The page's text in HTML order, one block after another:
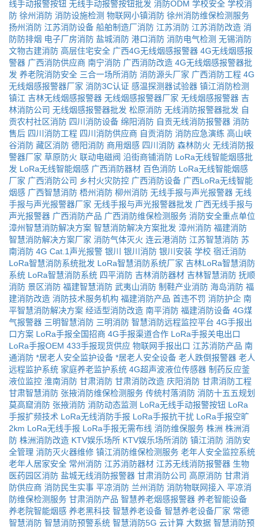
线手动报警按钮 无线手动报警按钮批发 消防ODM 学校安全 学校消
防 徐州消防 消防设施检测 物联网小镇消防 徐州消防维保检测服务
扬州消防 江苏消防设备 船舶制造厂消防 江苏消防 江苏消防改造 消
防防排烟 电子厂房消防 盐城消防 港口消防 消防电气检测 无锡消防
文物古建消防 高层住宅安全 广西4G无线烟感报警器 4G无线烟感报
警器 广西消防供应商 南宁消防 广西消防改造 4G无线烟感报警器批
发 养老院消防安全 三合一场所消防 消防源头厂家 广西消防工程 4G
无线烟感报警器厂家 消防3C认证 感温探测器试验器 镇江消防检测
镇江 吉林无线烟感报警器 无线烟感报警器厂家 无线烟感报警器 吉
林消防公司 无线烟感报警器批发 松原消防 无线消防报警器批发 自
贡农村社区消防 四川消防设备 绵阳消防 自贡无线消防报警器 消防
售后 四川消防工程 四川消防供应商 自贡消防 消防应急演练 高山峡
谷消防 藏区消防 德阳消防 商用烟感 四川消防 森林防火 无线消防报
警器厂家 草原防火 联动电磁阀 沿街商铺消防 LoRa无线智能烟感批
发 LoRa无线智能烟感 广西消防器材 百色消防 LoRa无线智能烟感
厂家 广西消防公司 乡村火灾防控 广西消防设备 广西LoRa无线智能
烟感 广西智慧消防 梧州消防 柳州消防 无线手报与声光报警器 无线
手报与声光报警器厂家 无线手报与声光报警器批发 广西无线手报与
声光报警器 广西消防产品 广西消防维保检测服务 消防安全重点单位
漳州智慧消防解决方案 智慧消防解决方案批发 漳州消防 福建消防
智慧消防解决方案厂家 消防气体灭火 连云港消防 江苏智慧消防 苏
南消防 4G Cat.1声光报警 银川 银川消防 银川安装 学校 宿迁消防
LoRa智慧消防系统批发 LoRa智慧消防系统厂家 吉林LoRa智慧消防
系统 LoRa智慧消防系统 四平消防 吉林消防器材 吉林智慧消防 抚顺
消防 景区消防 福建智慧消防 武夷山消防 制鞋产业消防 海岛消防 福
建消防改造 消防技术服务机构 福建消防产品 首违不罚 消防护企 南
平智慧消防解决方案 经适型消防改造 南平消防 福建消防设备 4G煤
气报警器 三明智慧消防 三明消防 智慧消防远程监控平台 4G手报出
口方案 LoRa手报全国招商 4G手报渠道合作 LoRa手报关电出口
LoRa手报OEM 433手报现货供应 物联网手报出口 江苏消防产品 南
通消防 *居老人安全监护设备 *居老人安全设备 老人跌倒报警器 老人
远程监护系统 家庭养老监护系统 4G超声波液位传感器 制药反应釜
液位监控 淮南消防 甘肃消防 甘肃消防改造 庆阳消防 甘肃消防工程
甘肃智慧消防 张掖消防维保检测服务 传统村落消防 消防十五五规划
莫高窟消防 张掖消防 消防动态监测 LoRa无线手动报警按钮 LoRa
手报扩频技术 LoRa无线消防手报 LoRa手报抗干扰 LoRa手报空旷
2km LoRa无线手报 LoRa手报无需布线 消防维保服务 株洲 株洲消
防 株洲消防改造 KTV娱乐场所 KTV娱乐场所消防 镇江消防 消防安
全管理 消防灭火器维修 镇江消防维保检测服务 老年人安全监控系统
老年人居家安全 常州消防 江苏消防器材 江苏无线消防报警器 生物
医药园区消防 盐城无线消防报警器 甘肃消防公司 高原消防 甘肃消
防供应商 消防民生实事 平凉消防 兰州消防 消防物联网接入 平凉消
防维保检测服务 甘肃消防产品 智慧养老烟感报警器 养老智能设备
养老院智能烟感 养老黑科技 智慧养老设备 智慧养老设备厂家 常德
智慧消防 智慧消防预警系统 智慧消防5G 云计算 大数据 智慧消防预